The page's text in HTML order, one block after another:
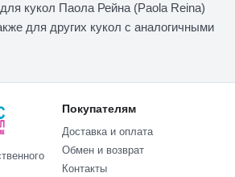
кукол Паола Рейна (Paola Reina)
для других кукол с аналогичными
Покупателям
Доставка и оплата
Обмен и возврат
Контакты